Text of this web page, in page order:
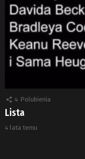
4 Polubienia
Lista
4 lata temu